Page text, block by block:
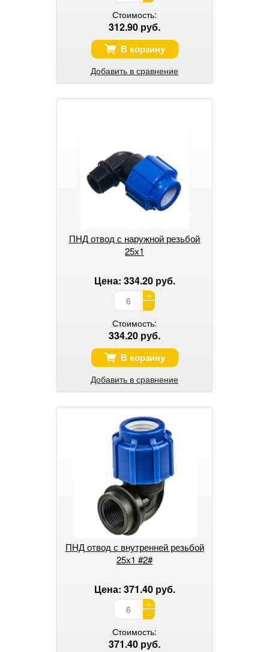
Стоимость:
312.90 руб.
В корзину
Добавить в сравнение
ПНД отвод с наружной резьбой
25х1
Цена: 334.20 руб.
+
-
Стоимость:
334.20 руб.
В корзину
Добавить в сравнение
ПНД отвод с внутренней резьбой
25х1 #2#
Цена: 371.40 руб.
+
-
Стоимость:
371.40 руб.